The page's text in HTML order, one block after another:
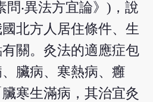
‧異法方宜論》)，說
北方人居住條件、生
關。灸法的適應症包
臟病、寒熱病、癰
寒生滿病，其治宜灸